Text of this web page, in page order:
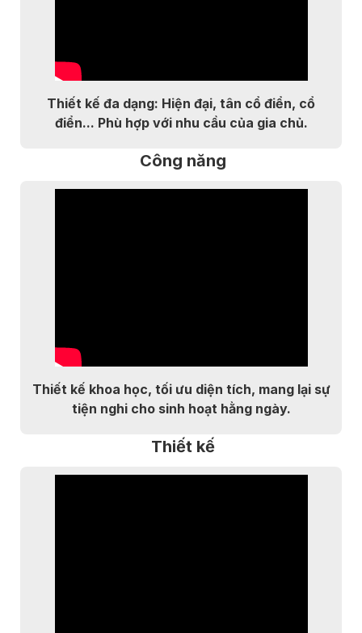
Thiết kế đa dạng: Hiện đại, tân cổ điển, cổ
điển... Phù hợp với nhu cầu của gia chủ.
Công năng
Thiết kế khoa học, tối ưu diện tích, mang lại sự
tiện nghi cho sinh hoạt hằng ngày.
Thiết kế